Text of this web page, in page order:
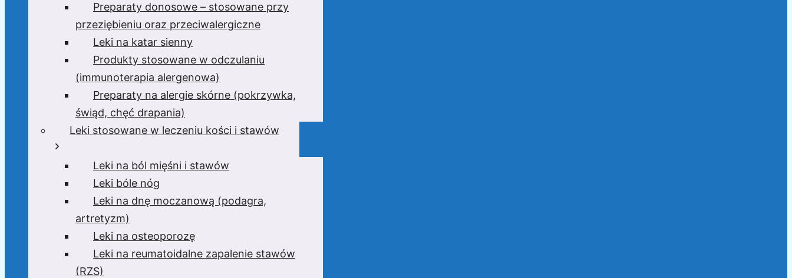
Preparaty donosowe – stosowane przy
przeziębieniu oraz przeciwalergiczne
Leki na katar sienny
Produkty stosowane w odczulaniu
(immunoterapia alergenowa)
Preparaty na alergie skórne (pokrzywka,
świąd, chęć drapania)
Leki stosowane w leczeniu kości i stawów
Leki na ból mięśni i stawów
Leki bóle nóg
Leki na dnę moczanową (podagra,
artretyzm)
Leki na osteoporozę
Leki na reumatoidalne zapalenie stawów
(RZS)